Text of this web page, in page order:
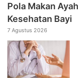
Pola Makan
Kesehatan Bayi
7 Agustus 2026